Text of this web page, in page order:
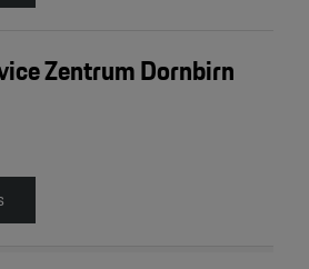
Zentrum Dornbirn